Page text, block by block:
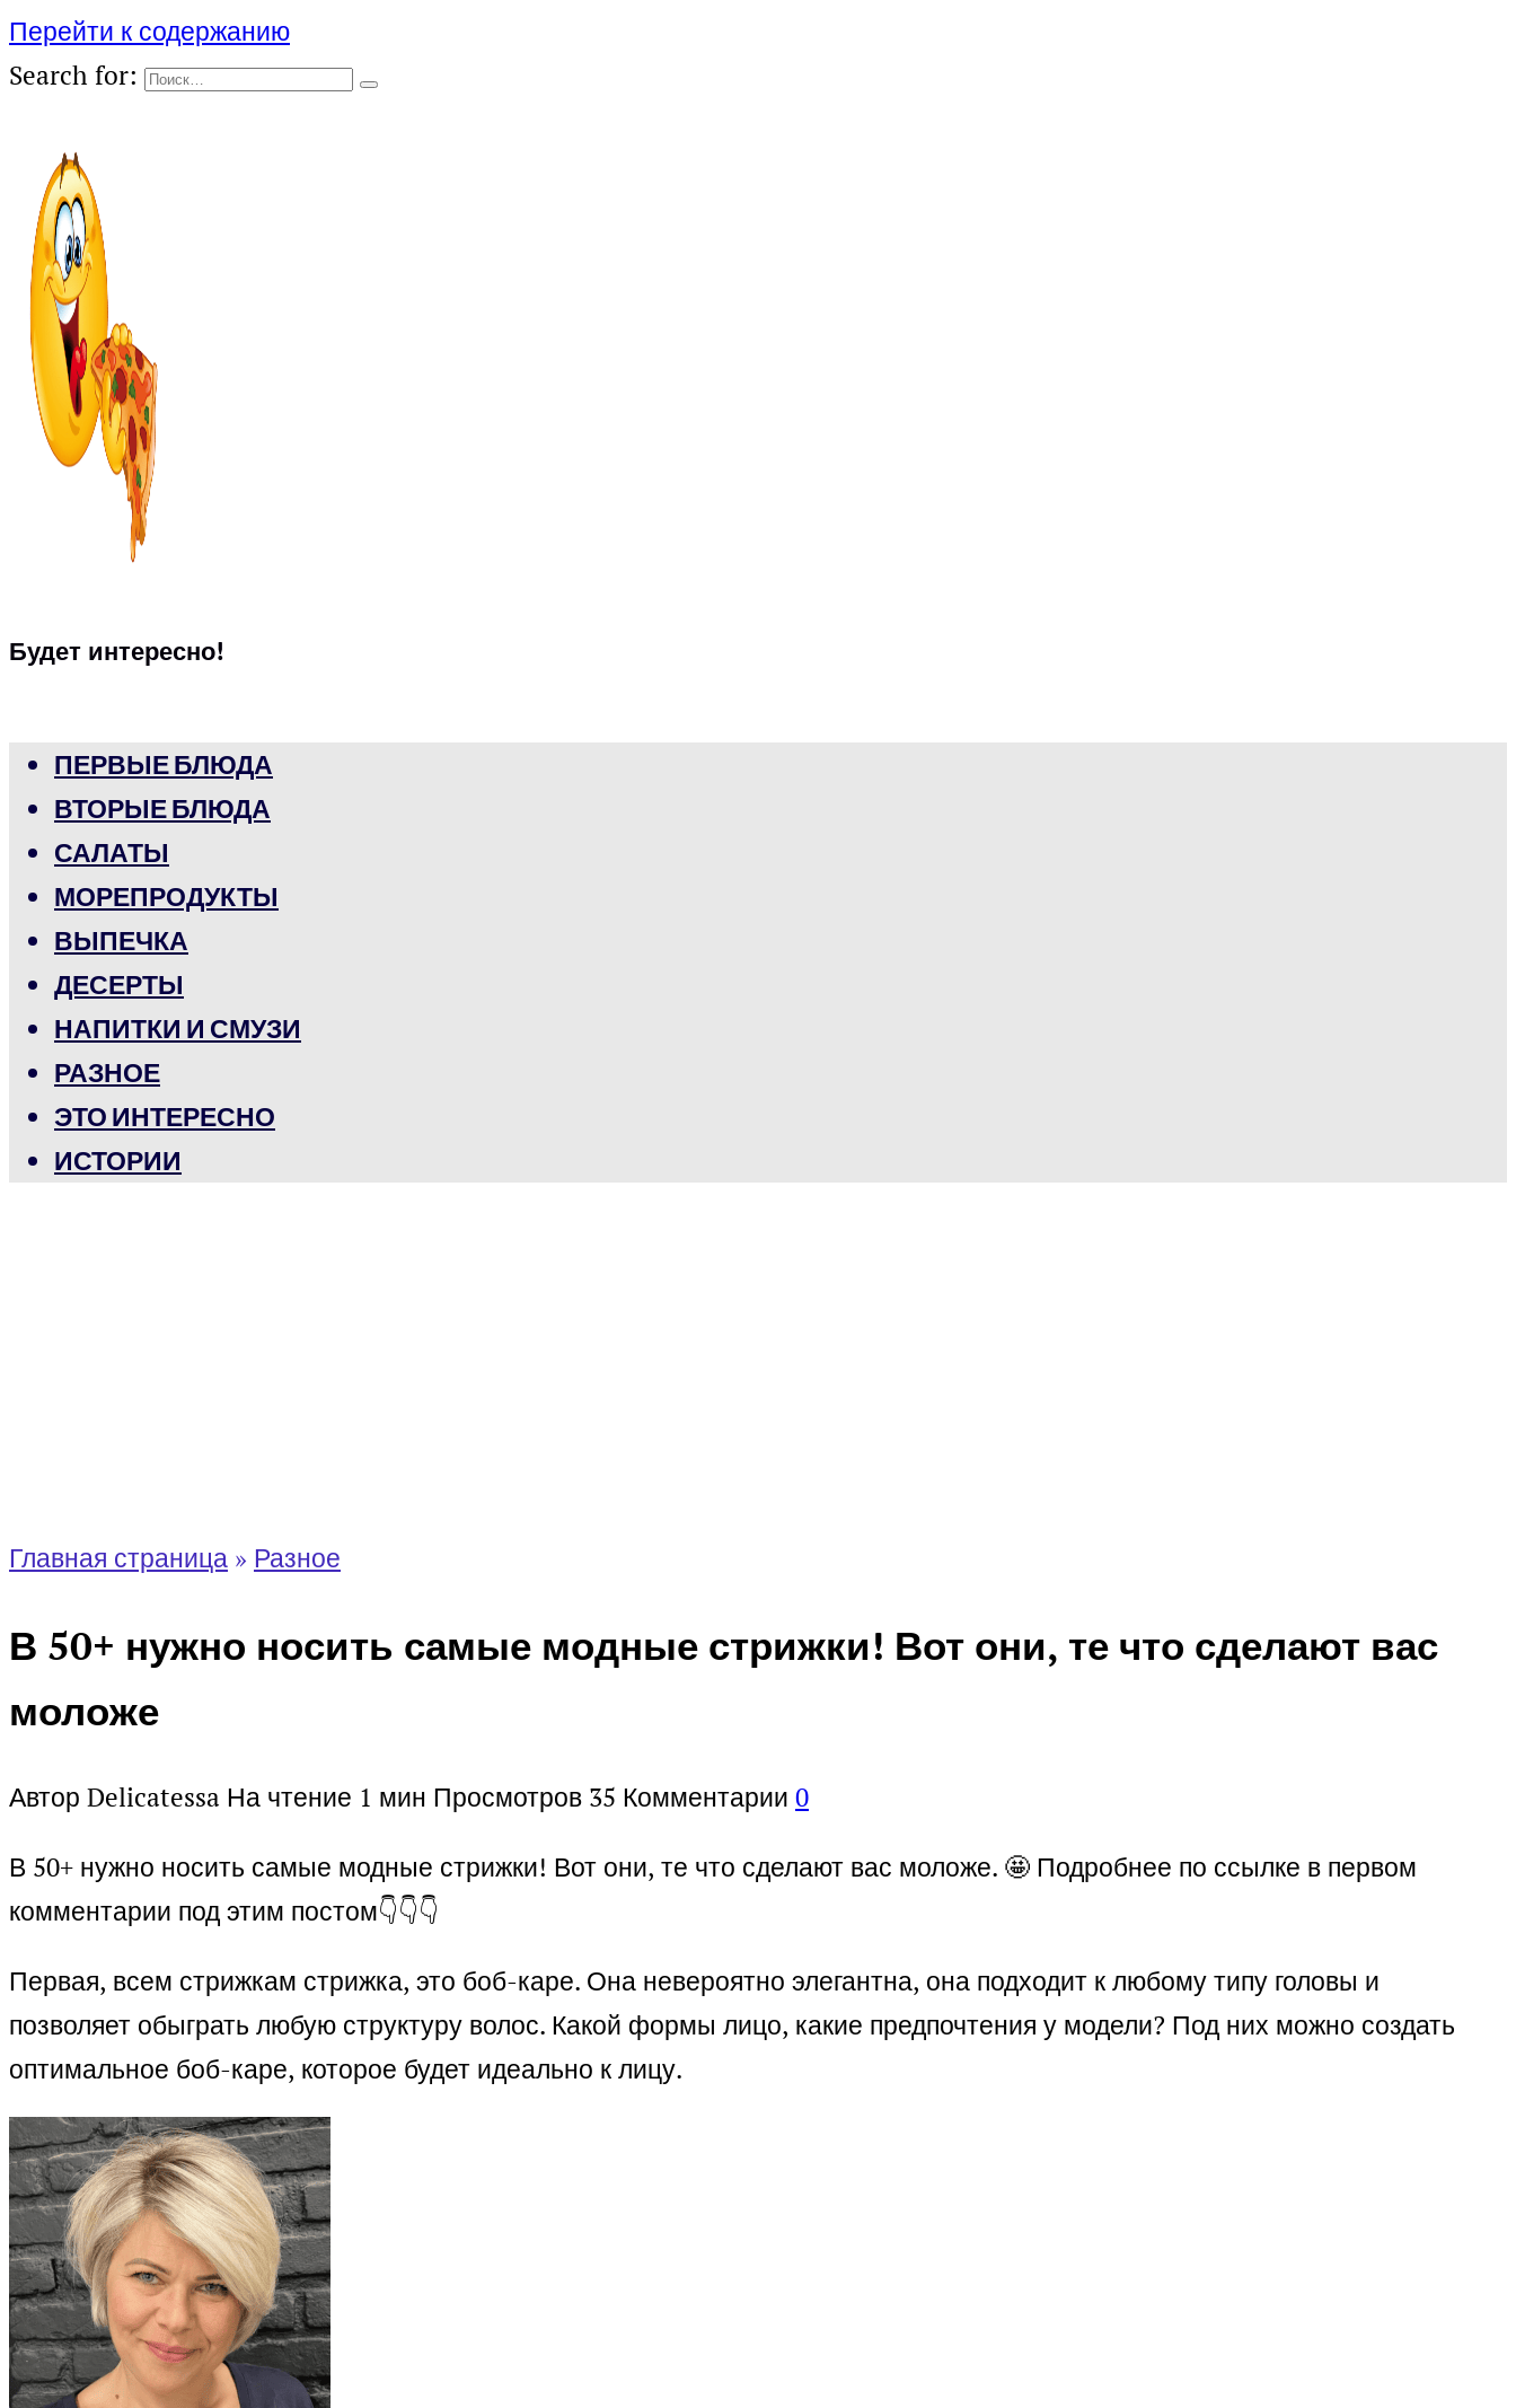
Перейти к содержанию
Search for:
Будет интересно!
ПЕРВЫЕ БЛЮДА
ВТОРЫЕ БЛЮДА
САЛАТЫ
МОРЕПРОДУКТЫ
ВЫПЕЧКА
ДЕСЕРТЫ
НАПИТКИ И СМУЗИ
РАЗНОЕ
ЭТО ИНТЕРЕСНО
ИСТОРИИ
Главная страница » Разное
В 50+ нужно носить самые модные стрижки! Вот они, те что сделают вас
моложе
Автор Delicatessa На чтение 1 мин Просмотров 35 Комментарии 0
В 50+ нужно носить самые модные стрижки! Вот они, те что сделают вас моложе. 🤩 Подробнее по ссылке в первом
комментарии под этим постом👇👇👇
Первая, всем стрижкам стрижка, это боб-каре. Она невероятно элегантна, она подходит к любому типу головы и
позволяет обыграть любую структуру волос. Какой формы лицо, какие предпочтения у модели? Под них можно создать
оптимальное боб-каре, которое будет идеально к лицу.